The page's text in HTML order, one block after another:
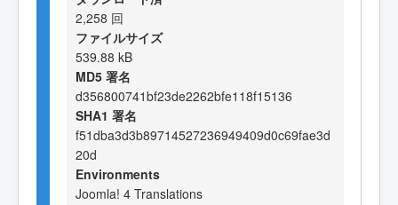
2,258 回
ファイルサイズ
539.88 kB
MD5 署名
d356800741bf23de2262bfe118f15136
SHA1 署名
f51dba3d3b89714527236949409d0c69fae3d
20d
Environments
Joomla! 4 Translations